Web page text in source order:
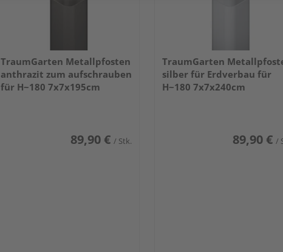
TraumGarten Metallpfosten
anthrazit zum aufschrauben
für H~180 7x7x195cm
89,90 € / Stk.
TraumGarten
silber für Erdverbau für
H~180 7x7x240cm
89,90 € /